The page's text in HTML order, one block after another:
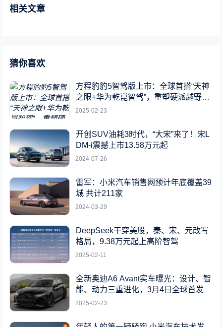
相关文章
猜你喜欢
方程豹豹5智驾版上市：全球首搭“天神
之眼+华为乾崑智驾”，重塑硬派越野新
标杆
2025-02-23
开创SUV油耗3时代，“大宋”来了！宋L
DM-i震撼上市13.58万元起
2024-07-26
雷军：小米汽车销售网预计年底覆盖39
城 共计211家
2024-03-29
DeepSeek干穿美股，秦、宋、元改写
格局，9.38万元起上高阶智驾
2025-02-11
全新奥迪A6 Avant实车曝光：设计、智
能、动力三重进化，3月4日全球首发
2025-02-23